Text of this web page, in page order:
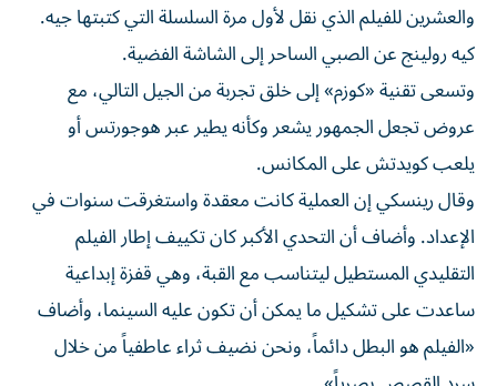
والعشرين للفيلم الذي نقل لأول مرة السلسلة التي كتبتها جيه.
كيه رولينج عن الصبي الساحر إلى الشاشة الفضية.
وتسعى تقنية «كوزم» ‌إلى خلق ‌تجربة من الجيل التالي، مع
⁠عروض تجعل الجمهور يشعر وكأنه يطير عبر هوجورتس أو
يلعب ‌كويدتش على المكانس.
وقال رينسكي إن العملية كانت معقدة واستغرقت سنوات في
الإعداد. وأضاف أن التحدي الأكبر كان تكييف ⁠إطار الفيلم
التقليدي المستطيل ليتناسب مع القبة، وهي قفزة إبداعية ​
ساعدت على تشكيل ما يمكن أن تكون عليه السينما، وأضاف
«الفيلم هو البطل دائماً، ونحن نضيف ثراء عاطفياً من خلال